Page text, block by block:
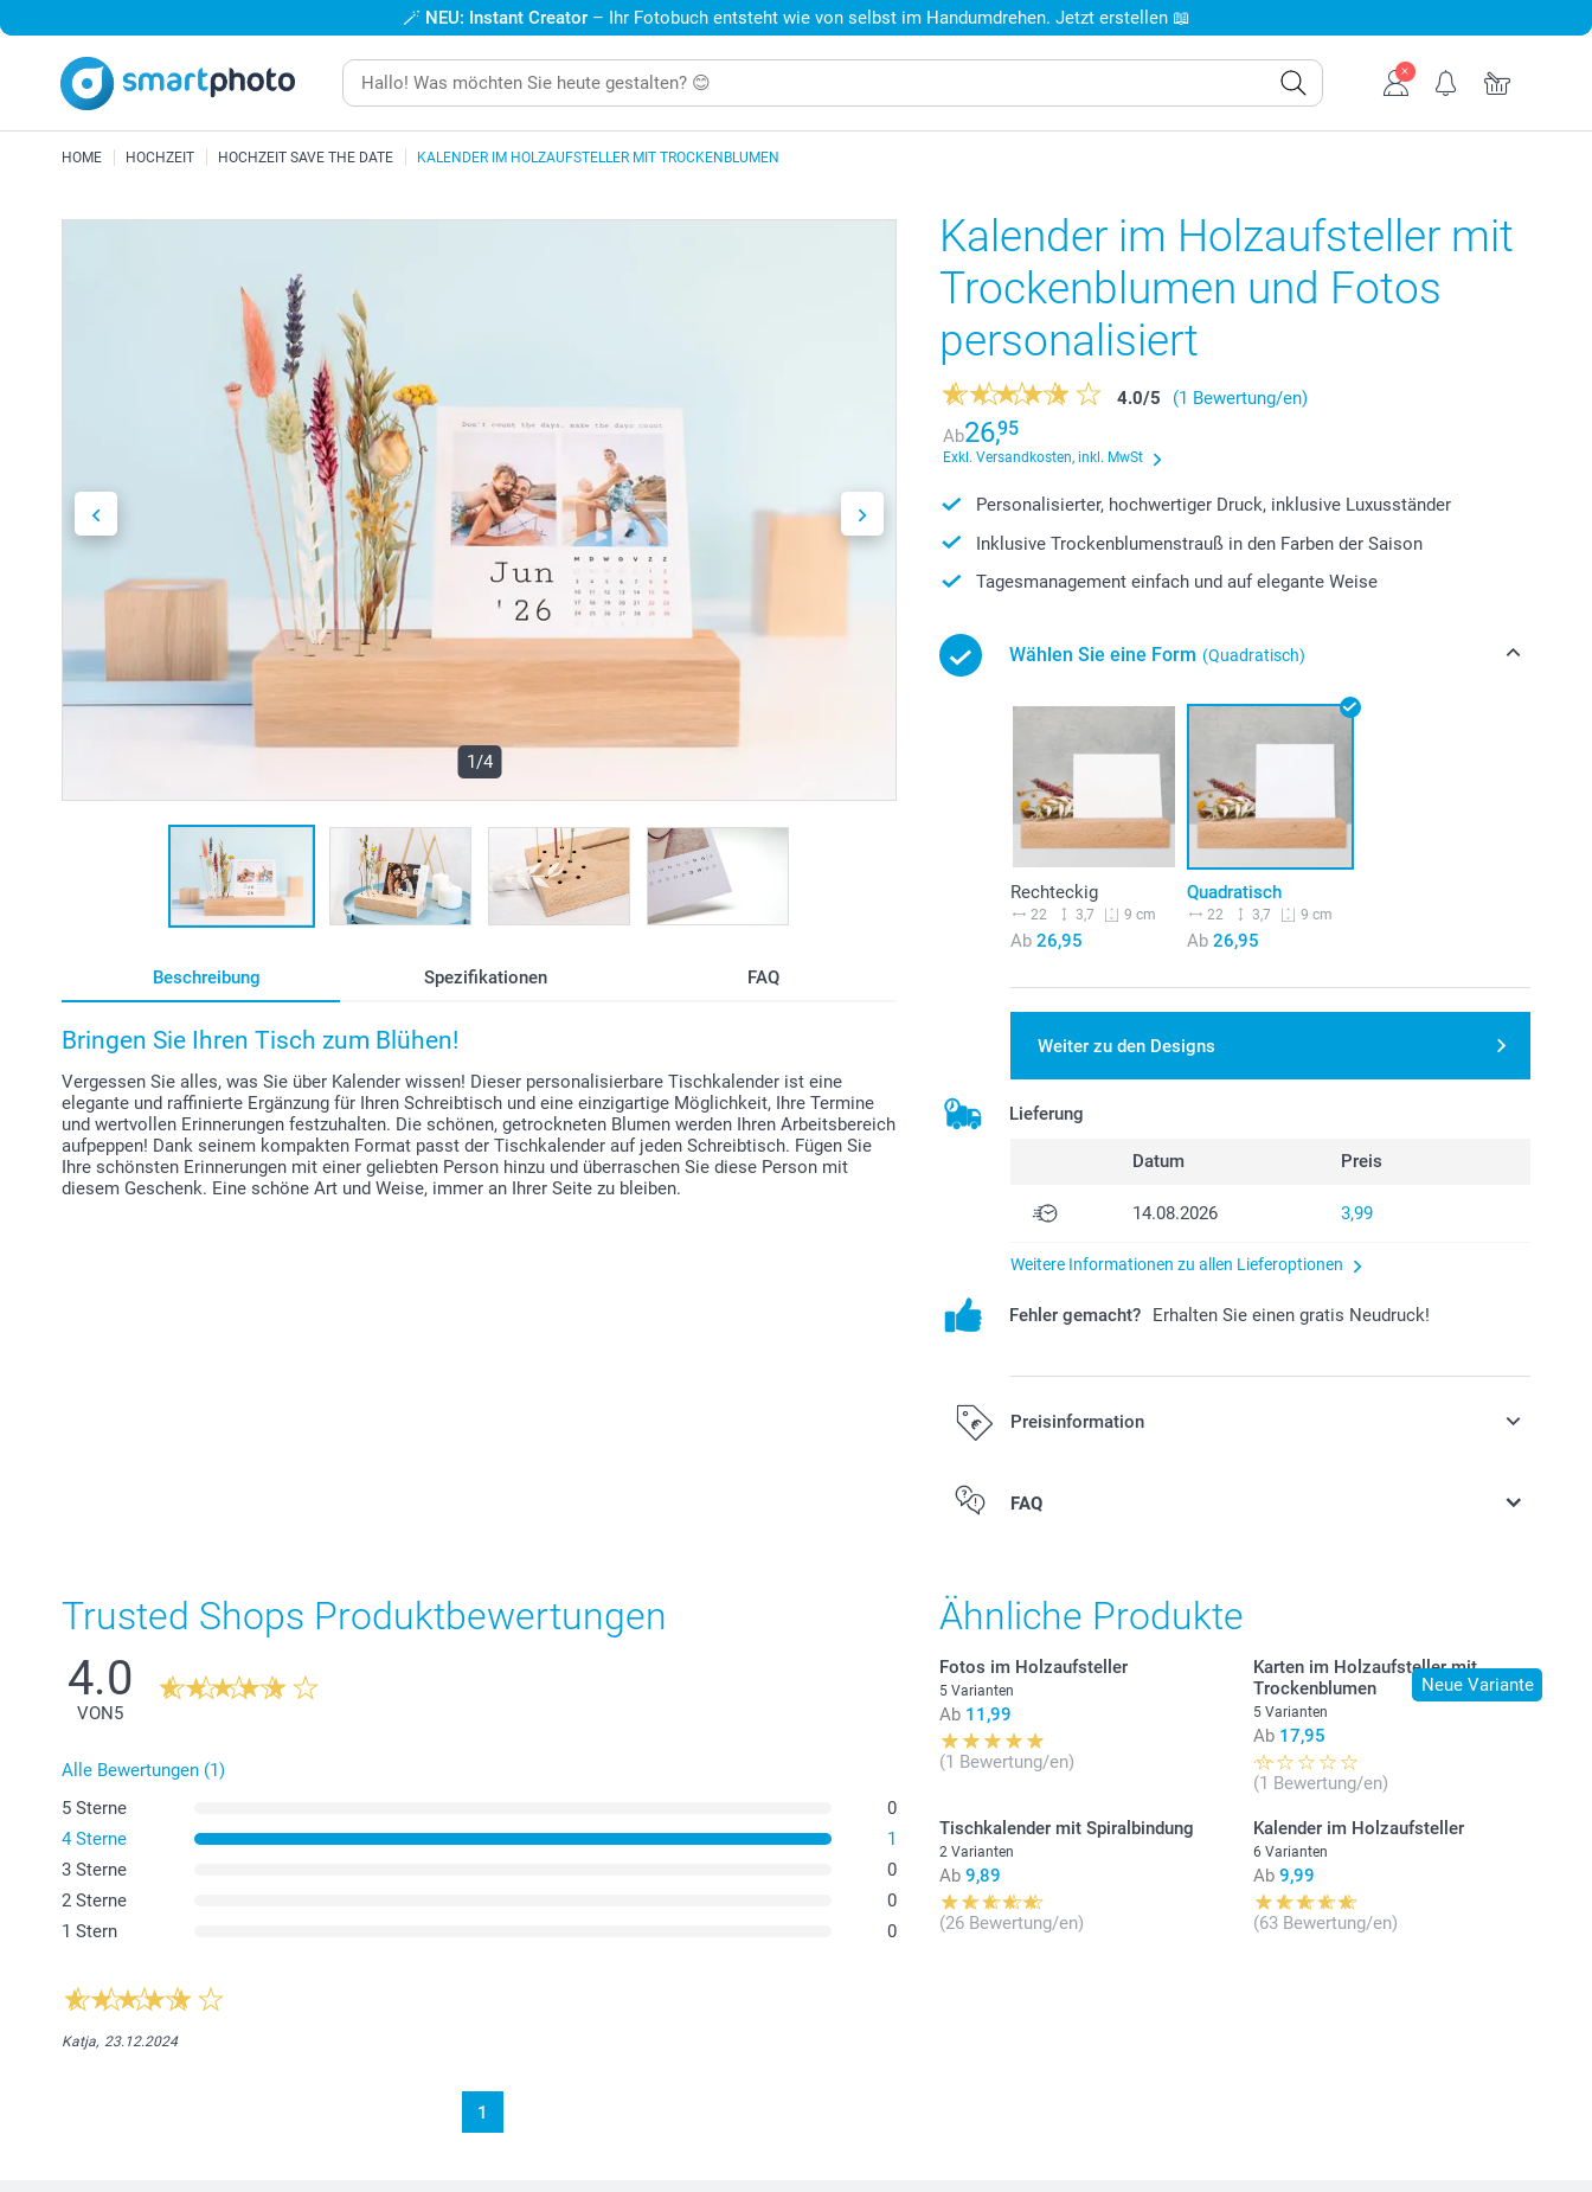
🪄 NEU: Instant Creator – Ihr Fotobuch entsteht wie von selbst im Handumdrehen. Jetzt erstellen 📖
HOME HOCHZEIT HOCHZEIT SAVE THE DATE KALENDER IM HOLZAUFSTELLER MIT TROCKENBLUMEN
1/4
Beschreibung Spezifikationen FAQ
Bringen Sie Ihren Tisch zum Blühen!
Vergessen Sie alles, was Sie über Kalender wissen! Dieser personalisierbare Tischkalender ist eine
elegante und raffinierte Ergänzung für Ihren Schreibtisch und eine einzigartige Möglichkeit, Ihre Termine
und wertvollen Erinnerungen festzuhalten. Die schönen, getrockneten Blumen werden Ihren Arbeitsbereich
aufpeppen! Dank seinem kompakten Format passt der Tischkalender auf jeden Schreibtisch. Fügen Sie
Ihre schönsten Erinnerungen mit einer geliebten Person hinzu und überraschen Sie diese Person mit
diesem Geschenk. Eine schöne Art und Weise, immer an Ihrer Seite zu bleiben.
Kalender im Holzaufsteller mit
Trockenblumen und Fotos
personalisiert
4.0/5
(1 Bewertung/en)
Ab26,95
Exkl. Versandkosten, inkl. MwSt
Personalisierter, hochwertiger Druck, inklusive Luxusständer
Inklusive Trockenblumenstrauß in den Farben der Saison
Tagesmanagement einfach und auf elegante Weise
Wählen Sie eine Form (Quadratisch)
Rechteckig
22 3,7 9 cm
Ab 26,95
Quadratisch
22 3,7 9 cm
Ab 26,95
Weiter zu den Designs
Lieferung
Datum Preis
14.08.2026 3,99
Weitere Informationen zu allen Lieferoptionen
Fehler gemacht? Erhalten Sie einen gratis Neudruck!
Preisinformation
Alle Preise verstehen sich in EURO (€) inkl. MwSt. und zzgl.
FAQ
Trusted Shops Produktbewertungen
4.0
VON 5
Alle Bewertungen (1)
5 Sterne
0
4 Sterne
1
3 Sterne
0
2 Sterne
0
1 Stern
0
Katja, 23.12.2024
1
Ähnliche Produkte
Fotos im Holzaufsteller
5 Varianten
Ab 11,99
(1 Bewertung/en)
Neue Variante
Karten im Holzaufsteller mit
Trockenblumen
5 Varianten
Ab 17,95
(1 Bewertung/en)
Tischkalender mit Spiralbindung
2 Varianten
Ab 9,89
(26 Bewertung/en)
Kalender im Holzaufsteller
6 Varianten
Ab 9,99
(63 Bewertung/en)